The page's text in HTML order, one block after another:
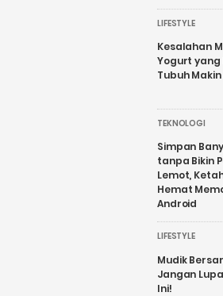
LIFESTYLE
Kesalahan
Yogurt yang
Tubuh
TEKNOLOGI
Simpan
tanpa Bikin
Lemot,
Hemat
Android
LIFESTYLE
Mudik
Jangan
Ini!